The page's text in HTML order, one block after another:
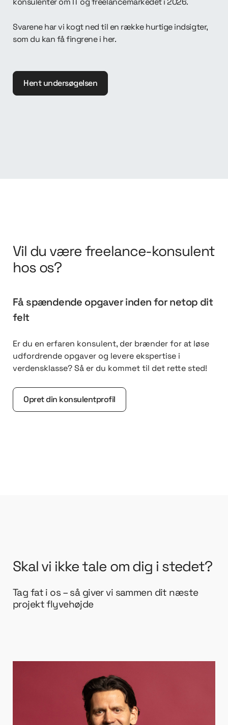
Svarene har vi kogt ned til en række hurtige indsigter,
som du kan få fingrene i her.
Hent undersøgelsen
Vil du være freelance-konsulent
hos os?
Få spændende opgaver inden for netop dit
felt
Er du en erfaren konsulent, der brænder for at løse
udfordrende opgaver og levere ekspertise i
verdensklasse? Så er du kommet til det rette sted!
Opret din konsulentprofil
Skal vi ikke tale om dig i stedet?
Tag fat i os – så giver vi sammen dit næste
projekt flyvehøjde